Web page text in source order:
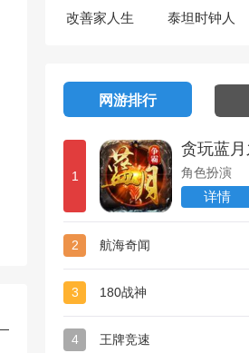
改善家人生
泰坦时钟人
网游排行
1 角色扮演
详情
2 航海奇闻
3 180战神
4 王牌竞速